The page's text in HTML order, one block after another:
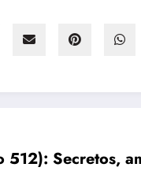
512): Secretos,